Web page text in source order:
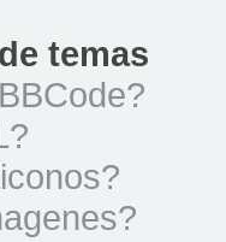
temas